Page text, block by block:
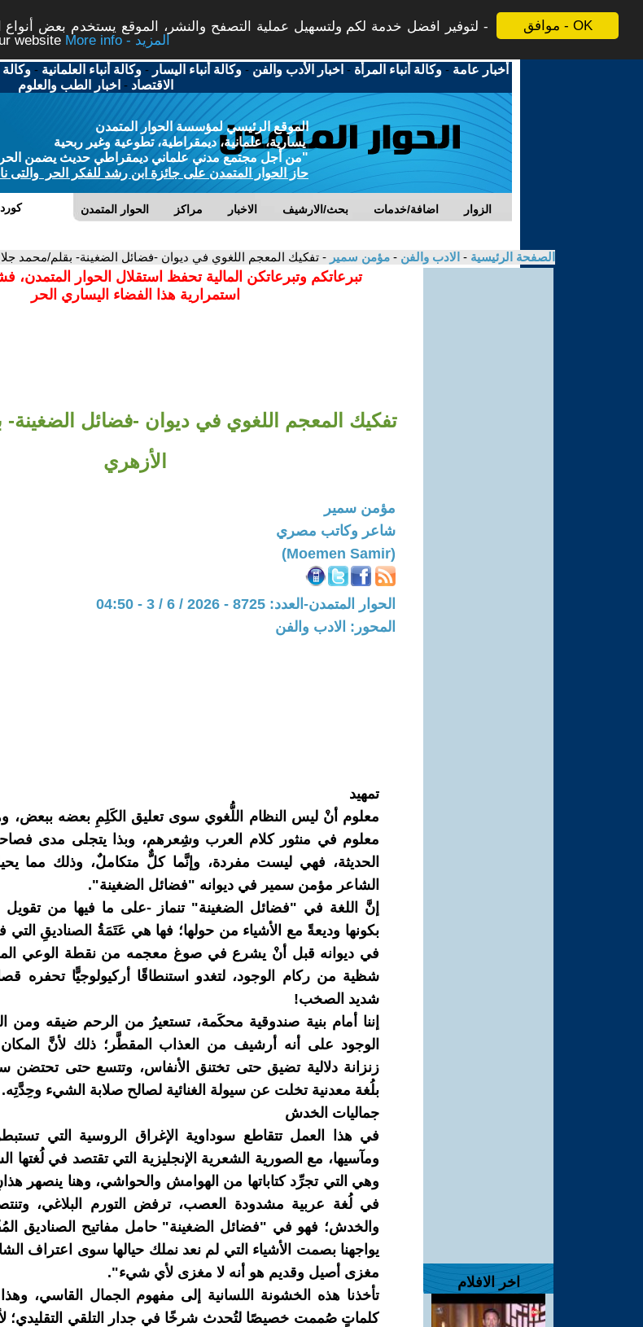
موافق - OK
لتوفير افضل خدمة لكم ولتسهيل عملية التصفح والنشر، الموقع يستخدم بعض
website
More info - المزيد
أخبار عامة -وكالة أنباء المرأة - اخبار الأدب والفن -وكالة أنباء اليسار -وكالة أنباء العلمانية -وكالة
الاقتصاد - اخبار الطب والعلوم
الموقع الرئيسي لمؤسسة الحوار المتمدن
يسارية، علمانية، ديمقراطية، تطوعية وغير ربحية
"من أجل مجتمع مدني علماني ديمقراطي حديث يضمن الحرية
حاز الحوار المتمدن على جائزة ابن رشد للفكر الحر والتى
الحوار المتمدن مراكز الاخبار بحث/الارشيف اضافة/خدمات الزوار
الصفحة الرئيسية - الادب والفن - مؤمن سمير - تفكيك المعجم اللغوي في ديوان -فضائل الضغينة- بقلم/محمد
اخر الافلام
تبرعاتكم وتبرعاتكن المالية تحفظ استقلال الحوار المتمدن،
استمرارية هذا الفضاء اليساري الحر
تفكيك المعجم اللغوي في ديوان -فضائل
الأزهري
مؤمن سمير
شاعر وكاتب مصري
(Moemen Samir)
الحوار المتمدن-العدد: 8725 - 2026 / 6 / 3 - 04:50
المحور: الادب والفن
تمهيد
معلوم أنْ ليس النظام اللُّغوي سوى تعليق الكَلِمِ بعضه ببعض،
معلوم في منثور كلام العرب وشِعرهم، وبذا يتجلى مدى
الحديثة، فهي ليست مفردة، وإنَّما كلٌّ متكاملٌ، وذلك مما
الشاعر مؤمن سمير في ديوانه "فضائل الضغينة".
إنَّ اللغة في "فضائل الضغينة" تنماز -على ما فيها من تقويل
بكونها وديعةً مع الأشياء من حولها؛ فها هي عَتَمَةُ الصناديقِ التي
في ديوانه قبل أنْ يشرع في صوغ معجمه من نقطة الوعي
شظية من ركام الوجود، لتغدو استنطاقًا أركيولوجيًّا تحفره
شديد الصخب!
إننا أمام بنية صندوقية محكَمة، تستعيرُ من الرحم ضيقه ومن
الوجود على أنه أرشيف من العذاب المقطَّر؛ ذلك لأنَّ
زنزانة دلالية تضيق حتى تختنق الأنفاس، وتتسع حتى تحتضن
بلُغة معدنية تخلت عن سيولة الغنائية لصالح صلابة الشيء وحِدَّتِه.
جماليات الخدش
في هذا العمل تتقاطع سوداوية الإغراق الروسية التي
ومآسيها، مع الصورية الشعرية الإنجليزية التي تقتصد في لُغتها
وهي التي تجرِّد كتاباتها من الهوامش والحواشي، وهنا ينصهر
في لُغة عربية مشدودة العصب، ترفض التورم البلاغي،
والخدش؛ فهو في "فضائل الضغينة" حامل مفاتيح الصناديق
يواجهنا بصمت الأشياء التي لم نعد نملك حيالها سوى اعتراف
مغزى أصيل وقديم هو أنه لا مغزى لأي شيء".
تأخذنا هذه الخشونة اللسانية إلى مفهوم الجمال القاسي،
كلماتٍ صُممت خصيصًا لتُحدث شرخًا في جدار التلقي التقليدي؛